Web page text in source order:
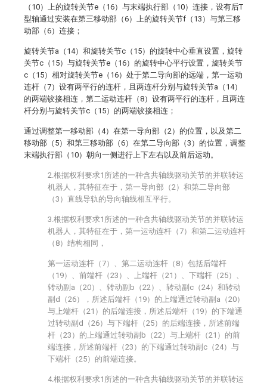
（10）上的旋转关节e（16）与末端执行部（10）连接，设有后T
型轴通过安装在第三移动部（6）上的旋转关节f（13）与第三移
动部（6）连接；
旋转关节a（14）和旋转关节c（15）的旋转中心垂直设置，旋转
关节c（15）与旋转关节e（16）的旋转中心平行设置，旋转关节
c（15）相对旋转关节e（16）处于第二导向部的远端，第一运动
连杆（7）设有两平行的连杆，且两连杆分别与旋转关节a（14）
的两端铰接相连，第二运动连杆（8）设有两平行的连杆，且两连
杆分别与旋转关节c（15）的两端铰接相连；
通过调整第一移动部（4）在第一导向部（2）的位置，以及第二
移动部（5）和第三移动部（6）在第二导向部（3）的位置，调整
末端执行部（10）朝向一侧进行上下左右以及前后运动。
2.根据权利要求1所述的一种含共轴线驱动关节的并联转运
机器人，其特征在于，第一导向部（2）和第二导向部
（3）直线导轨的导向轴线相互平行。
3.根据权利要求1所述的一种含共轴线驱动关节的并联转运
机器人，其特征在于，第一运动连杆（7）和第二运动连杆
（8）结构相同，
第一运动连杆（7）、第二运动连杆（8）包括后端杆
（19）、前端杆（23）、上端杆（21）、下端杆（25）、
转动副a（20）、转动副b（22）、转动副c（24）和转动
副d（26），所述后端杆（19）的上端通过转动副a（20）
与上端杆（21）的后端连接，所述后端杆（19）的下端通
过转动副d（26）与下端杆（25）的后端连接，所述前端
杆（23）的上端通过转动副b（22）与上端杆（21）的前
端连接，所述前端杆（23）的下端通过转动副c（24）与
下端杆（25）的前端连接。
4.根据权利要求1所述的一种含共轴线驱动关节的并联转运